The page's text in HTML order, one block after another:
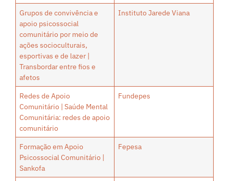
Grupos de convivência e
apoio psicossocial
comunitário por meio de
ações socioculturais,
esportivas e de lazer |
Transbordar entre fios e
afetos
Instituto Jarede Viana
Redes de Apoio
Comunitário | Saúde Mental
Comunitária: redes de apoio
comunitário
Fundepes
Formação em Apoio
Psicossocial Comunitário |
Sankofa
Fepesa